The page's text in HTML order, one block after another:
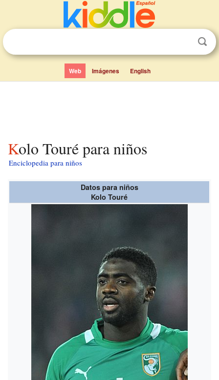
Web Imágenes English
Kolo Touré para niños
Enciclopedia para niños
Datos para niños
Kolo Touré